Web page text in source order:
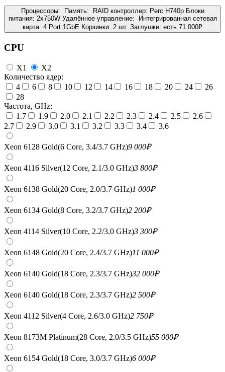
Процессоры: Память: RAID контроллер: Perc H740p Блоки
питания: 2x750W Удалённое управление:
Интегрированная сетевая
карта: 4 Port 1GbE Корзинки: 2 шт. Заглушки: есть 71 000₽
CPU
X1
X2
Количество ядер:
4
6 8 10 12 14 16 18 20 24
26
28
Частота, GHz:
1.7
1.9 2.0 2.1 2.2 2.3 2.4 2.5
2.6
2.7
2.9 3.0 3.1 3.2 3.3 3.4 3.6
Xeon 6128 Gold(6 Core, 3.4/3.7 GHz)9 000₽
Xeon 4116 Silver(12 Core, 2.1/3.0 GHz)3 800₽
Xeon 6138 Gold(20 Core, 2.0/3.7 GHz)1 000₽
Xeon 6134 Gold(8 Core, 3.2/3.7 GHz)2 200₽
Xeon 4114 Silver(10 Core, 2.2/3.0 GHz)3 300₽
Xeon 6148 Gold(20 Core, 2.4/3.7 GHz)11 000₽
Xeon 6140 Gold(18 Core, 2.3/3.7 GHz)32 000₽
Xeon 6140 Gold(18 Core, 2.3/3.7 GHz)2 500₽
Xeon 4112 Silver(4 Core, 2.6/3.0 GHz)2 750₽
Xeon 8173M Platinum(28 Core, 2.0/3.5 GHz)55 000₽
Xeon 6154 Gold(18 Core, 3.0/3.7 GHz)6 000₽